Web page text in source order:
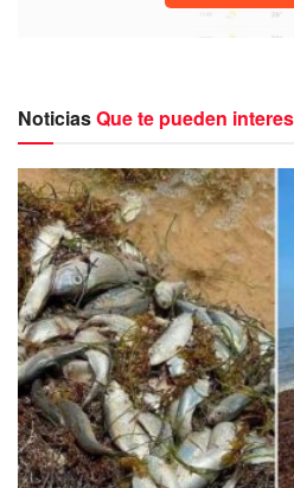
Se espera unatemperatura
lapsos nublados prevalecerá el
los 26°C y una sensación
NoticiasQue te pueden